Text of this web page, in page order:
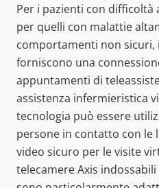
Per i pazienti con difficoltà
per quelli con malattie
comportamenti non sicuri,
forniscono una
appuntamenti di
assistenza infermieristica
tecnologia può essere
persone in contatto con le
video sicuro per le visite
telecamere Axis